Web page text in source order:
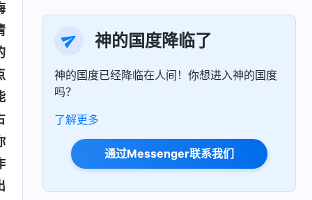
神的国度降临了
神的国度已经降临在人间！你想进入神的国度
吗？
了解更多
通过Messenger联系我们